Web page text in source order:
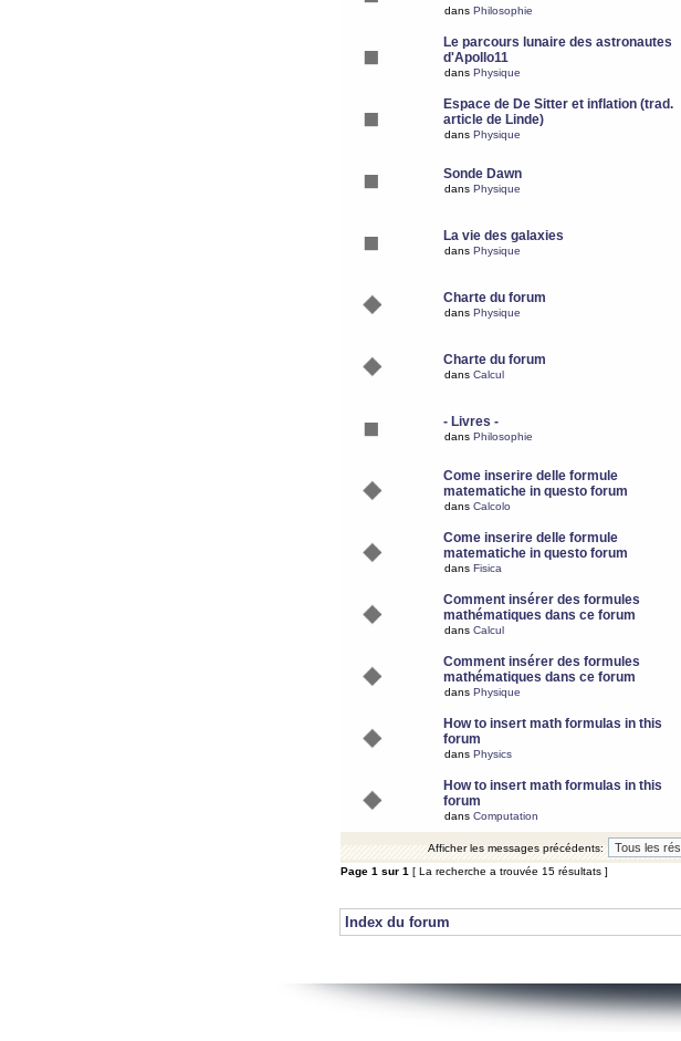
dans Philosophie
Le parcours lunaire des astronautes
d'Apollo11
dans Physique
Espace de De Sitter et inflation (trad.
article de Linde)
dans Physique
Sonde Dawn
dans Physique
La vie des galaxies
dans Physique
Charte du forum
dans Physique
Charte du forum
dans Calcul
- Livres -
dans Philosophie
Come inserire delle formule
matematiche in questo forum
dans Calcolo
Come inserire delle formule
matematiche in questo forum
dans Fisica
Comment insérer des formules
mathématiques dans ce forum
dans Calcul
Comment insérer des formules
mathématiques dans ce forum
dans Physique
How to insert math formulas in this
forum
dans Physics
How to insert math formulas in this
forum
dans Computation
Afficher les messages précédents:
Page 1 sur 1 [ La recherche a trouvée 15 résultats ]
Index du forum